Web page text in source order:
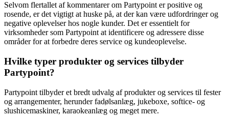
Selvom flertallet af kommentarer om Partypoint er positive og
rosende, er det vigtigt at huske på, at der kan være udfordringer og
negative oplevelser hos nogle kunder. Det er essentielt for
virksomheder som Partypoint at identificere og adressere disse
områder for at forbedre deres service og kundeoplevelse.
Hvilke typer produkter og services tilbyder
Partypoint?
Partypoint tilbyder et bredt udvalg af produkter og services til fester
og arrangementer, herunder fadølsanlæg, jukeboxe, softice- og
slushicemaskiner, karaokeanlæg og meget mere.